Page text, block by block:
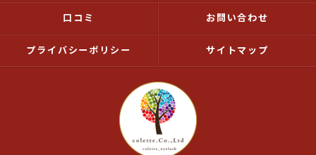
口コミ お問い合わせ
プライバシーポリシー サイトマップ